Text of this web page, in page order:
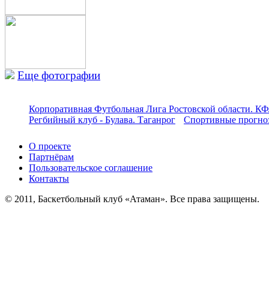
Еще фотографии
Корпоративная Футбольная Лига Ростовской области.
Регбийный клуб - Булава. Таганрог
Спортивные
О проекте
Партнёрам
Пользовательское соглашение
Контакты
© 2011, Баскетбольный клуб «Атаман». Все права защищены.